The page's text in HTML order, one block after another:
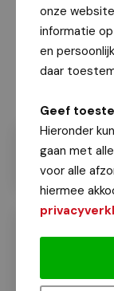
onze
informatie
en
daar
Geef
Hieronder
gaan met
voor alle
hiermee
RUIS
For
Van onze